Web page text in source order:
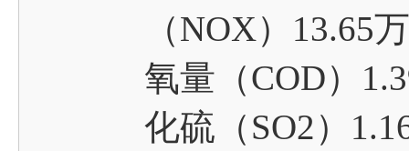
（NOX）13.65
氧量（COD）
化硫（SO2）